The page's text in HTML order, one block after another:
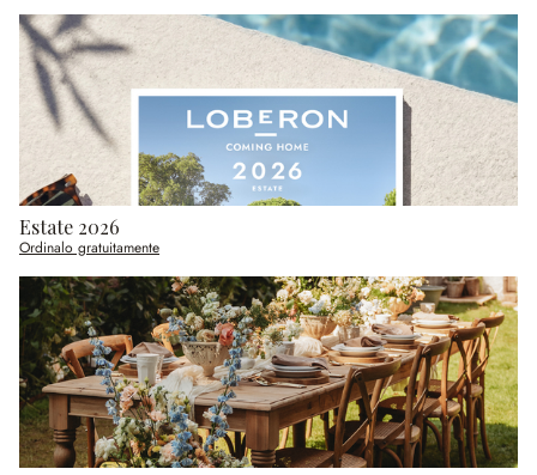
Estate 2026
Ordinalo gratuitamente